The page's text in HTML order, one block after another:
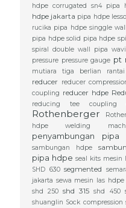
hdpe corrugated sn4
pipa
hdpe jakarta pipa hdpe lesso
rucika pipa hdpe singgle
pipa hdpe solid pipa hdpe
spiral double wall
pipa
pressure pressure gauge pt
mutiara tiga berlian
reducer reducer
coupling reducer hdpe
reducing tee coupling
Rothenberger
hdpe welding
penyambungan pipa
sambungan hdpe
pipa hdpe seal kits mesin
SHD 630 segmented
jakarta sewa mesin las hdpe
shd 250 shd 315 shd 450
shuanglin Sock compression